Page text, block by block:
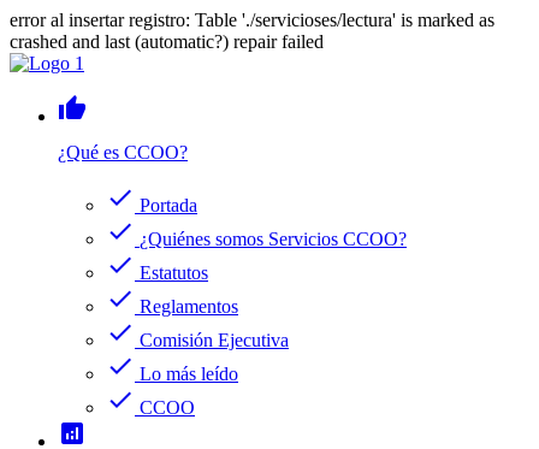
error al insertar registro: Table './servicioses/lectura' is marked as
crashed and last (automatic?) repair failed
thumb_up
¿Qué es CCOO?
check Portada
check ¿Quiénes somos Servicios CCOO?
check Estatutos
check Reglamentos
check Comisión Ejecutiva
check Lo más leído
check CCOO
analytics